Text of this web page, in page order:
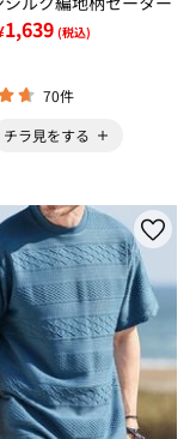
1,639 (税込)
70件
チラ見をする